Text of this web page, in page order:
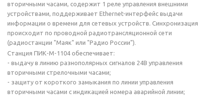
вторичными часами, содержит 1 реле управления внешними
устройствами, поддерживает Ethernet-интерфейс выдачи
информации о времени для сетевых устройств. Синхронизация
происходит по проводной радиотрансляционной сети
(радиостанции "Маяк" или "Радио России").
Станция ПИК-М-1104 обеспечивает:
- выдачу в линию разнополярных сигналов 24В управления
вторичными стрелочными часами;
- защиту от короткого замыкания по линии управления
вторичными часами с индикацией номера аварийной линии;